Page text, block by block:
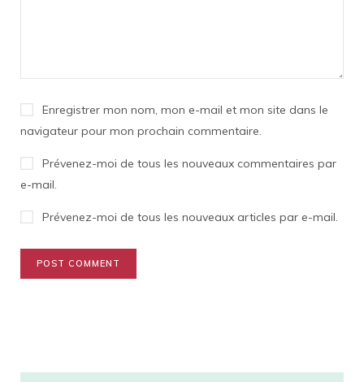
Enregistrer mon nom, mon e-mail et mon site dans le
navigateur pour mon prochain commentaire.
Prévenez-moi de tous les nouveaux commentaires par
e-mail.
Prévenez-moi de tous les nouveaux articles par e-mail.